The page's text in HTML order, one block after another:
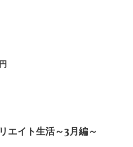
エイト生活～3月編～